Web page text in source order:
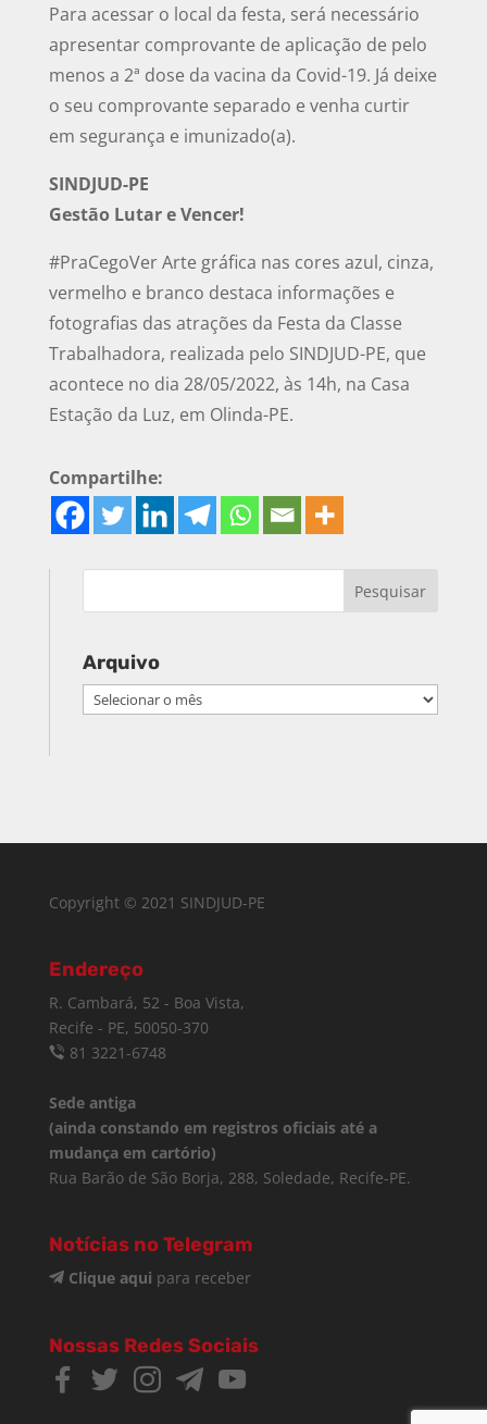
Para acessar o local da festa, será necessário
apresentar comprovante de aplicação de pelo
menos a 2ª dose da vacina da Covid-19. Já deixe
o seu comprovante separado e venha curtir
em segurança e imunizado(a).
SINDJUD-PE
Gestão Lutar e Vencer!
#PraCegoVer Arte gráfica nas cores azul, cinza,
vermelho e branco destaca informações e
fotografias das atrações da Festa da Classe
Trabalhadora, realizada pelo SINDJUD-PE, que
acontece no dia 28/05/2022, às 14h, na Casa
Estação da Luz, em Olinda-PE.
Compartilhe:
Arquivo
Arquivo
Copyright © 2021 SINDJUD-PE
Endereço
R. Cambará, 52 - Boa Vista,
Recife - PE, 50050-370
81 3221-6748
Sede antiga
(ainda constando em registros oficiais até a
mudança em cartório)
Rua Barão de São Borja, 288, Soledade, Recife-PE.
Notícias no Telegram
Clique aqui para receber
Nossas Redes Sociais